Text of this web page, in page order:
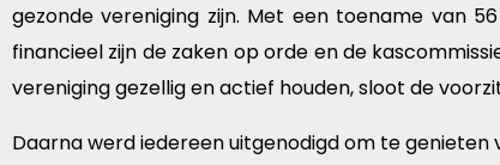
gezonde vereniging zijn. Met een toename van
financieel zijn de zaken op orde en de
vereniging gezellig en actief houden, sloot de
Daarna werd iedereen uitgenodigd om te